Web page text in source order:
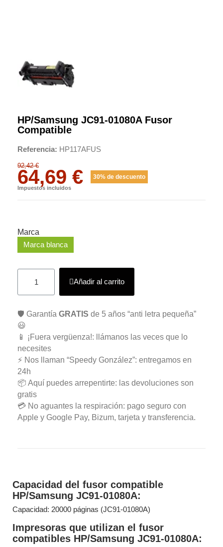
HP/Samsung JC91-01080A Fusor
Compatible
Referencia HP117AFUS
92,42 €
64,69 € 30% de descuento
Impuestos incluidos
Marca
Marca blanca
Añadir al carrito
🛡️ Garantía GRATIS de 5 años “anti letra pequeña”
😃
📱 ¡Fuera vergüenza!: llámanos las veces que lo
necesites
⚡ Nos llaman “Speedy González”: entregamos en
24h
📦 Aquí puedes arrepentirte: las devoluciones son
gratis
💳 No aguantes la respiración: pago seguro con
Apple y Google Pay, Bizum, tarjeta y transferencia.
Capacidad del fusor compatible
HP/Samsung JC91-01080A:
Capacidad: 20000 páginas (JC91-01080A)
Impresoras que utilizan el fusor
compatibles HP/Samsung JC91-01080A: